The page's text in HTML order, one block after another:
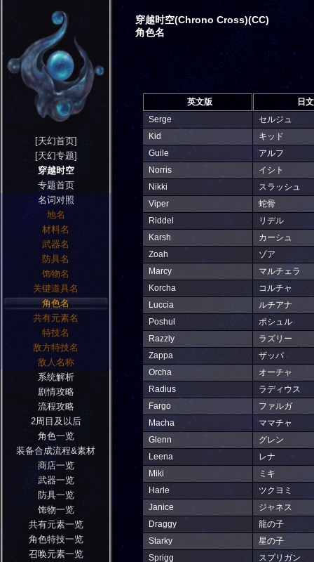
穿越时空(Chrono Cross)(CC)
角色名
英文版
日
Serge
セルジュ
Kid
キッド
Guile
アルフ
Norris
イシト
Nikki
スラッシュ
Viper
蛇骨
Riddel
リデル
Karsh
カーシュ
Zoah
ゾア
Marcy
マルチェラ
Korcha
コルチャ
Luccia
ルチアナ
Poshul
ポシュル
Razzly
ラズリー
Zappa
ザッパ
Orcha
オーチャ
Radius
ラディウス
Fargo
ファルガ
Macha
ママチャ
Glenn
グレン
Leena
レナ
Miki
ミキ
Harle
ツクヨミ
Janice
ジャネス
Draggy
龍の子
Starky
星の子
Sprigg
スプリガン
[天幻首页]
[天幻专题]
穿越时空
专题首页
名词对照
地名
材料名
武器名
防具名
饰物名
关键道具名
角色名
共有元素名
特技名
敌方特技名
敌人名称
系统解析
剧情攻略
流程攻略
2周目及以后
角色一览
装备合成流程&素材
商店一览
武器一览
防具一览
饰物一览
共有元素一览
角色特技一览
召唤元素一览